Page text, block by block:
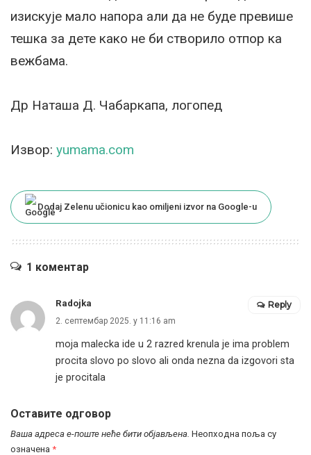
изискује мало напора али да не буде превише
тешка за дете како не би створило отпор ка
вежбама.
Др Наташа Д. Чабаркапа, логопед
Извор: yumama.com
Dodaj Zelenu učionicu kao omiljeni izvor na Google-u
1 коментар
Radojka
2. септембар 2025. у 11:16 am
moja malecka ide u 2 razred krenula je ima problem
procita slovo po slovo ali onda nezna da izgovori sta
je procitala
Reply
Оставите одговор
Ваша адреса е-поште неће бити објављена. Неопходна поља су
означена *